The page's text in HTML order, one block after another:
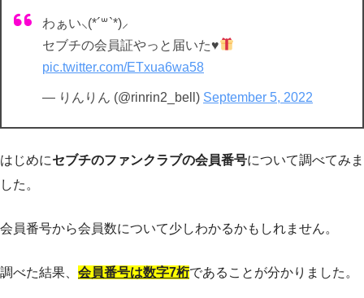
わぁい⸜(*´꒳`*)⸝
セブチの会員証やっと届いた♥️
pic.twitter.com/ETxua6wa58
— りんりん (@rinrin2_bell) September 5, 2022
はじめにセブチのファンクラブの会員番号について調べてみま
した。
会員番号から会員数について少しわかるかもしれません。
調べた結果、 会員番号は数字7桁であることが分かりました。